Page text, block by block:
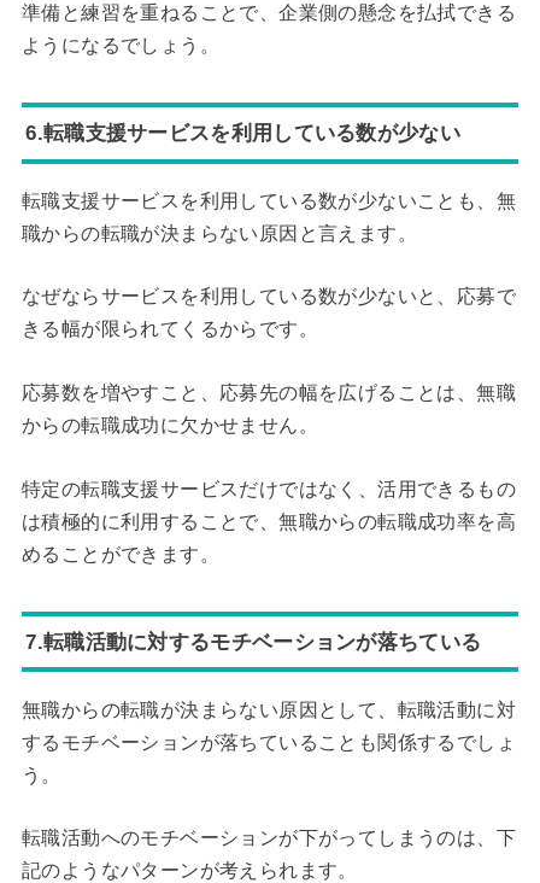
準備と練習を重ねることで、企業側の懸念を払拭できる
ようになるでしょう。
6.転職支援サービスを利用している数が少ない
転職支援サービスを利用している数が少ないことも、無
職からの転職が決まらない原因と言えます。
なぜならサービスを利用している数が少ないと、応募で
きる幅が限られてくるからです。
応募数を増やすこと、応募先の幅を広げることは、無職
からの転職成功に欠かせません。
特定の転職支援サービスだけではなく、活用できるもの
は積極的に利用することで、無職からの転職成功率を高
めることができます。
7.転職活動に対するモチベーションが落ちている
無職からの転職が決まらない原因として、転職活動に対
するモチベーションが落ちていることも関係するでしょ
う。
転職活動へのモチベーションが下がってしまうのは、下
記のようなパターンが考えられます。